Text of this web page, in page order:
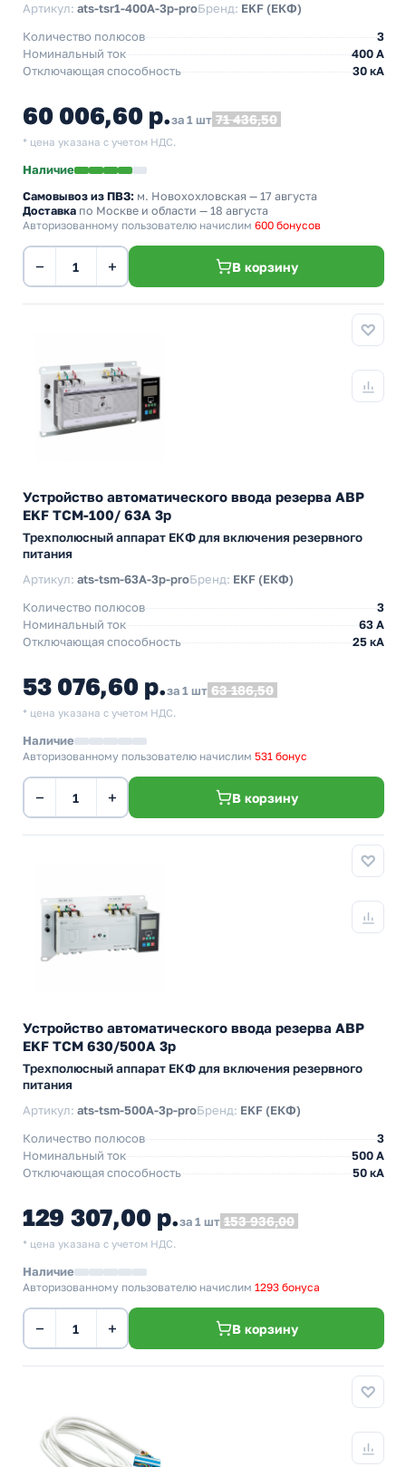
Артикул: ats-tsr1-400A-3p-proБренд: EKF (ЕКФ)
Количество полюсов
3
Номинальный ток
400 А
Отключающая способность
30 кА
60 006,60 р.за 1 шт 71 436,50
* цена указана с учетом НДС.
Наличие
Самовывоз из ПВЗ: м. Новохохловская — 17 августа
Доставка по Москве и области — 18 августа
Авторизованному пользователю начислим 600 бонусов
− + В корзину
Устройство автоматического ввода резерва АВР
EKF ТСM-100/ 63А 3р
Трехполюсный аппарат ЕКФ для включения резервного
питания
Артикул: ats-tsm-63A-3p-proБренд: EKF (ЕКФ)
Количество полюсов
3
Номинальный ток
63 А
Отключающая способность
25 кА
53 076,60 р.за 1 шт 63 186,50
* цена указана с учетом НДС.
Наличие
Авторизованному пользователю начислим 531 бонус
− + В корзину
Устройство автоматического ввода резерва АВР
EKF ТСM 630/500А 3р
Трехполюсный аппарат ЕКФ для включения резервного
питания
Артикул: ats-tsm-500A-3p-proБренд: EKF (ЕКФ)
Количество полюсов
3
Номинальный ток
500 А
Отключающая способность
50 кА
129 307,00 р.за 1 шт 153 936,00
* цена указана с учетом НДС.
Наличие
Авторизованному пользователю начислим 1293 бонуса
− + В корзину